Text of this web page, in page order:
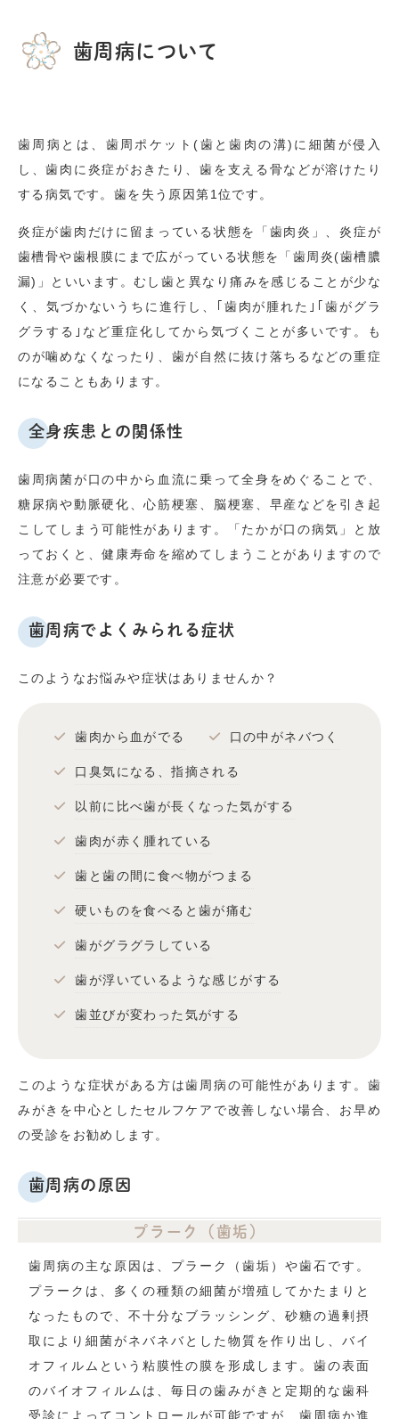
歯周病について
歯周病とは、歯周ポケット(歯と歯肉の溝)に細菌が侵入
し、歯肉に炎症がおきたり、歯を支える骨などが溶けたり
する病気です。歯を失う原因第1位です。
炎症が歯肉だけに留まっている状態を「歯肉炎」、炎症が
歯槽骨や歯根膜にまで広がっている状態を「歯周炎(歯槽膿
漏)」といいます。むし歯と異なり痛みを感じることが少な
く、気づかないうちに進行し、｢歯肉が腫れた｣｢歯がグラ
グラする｣など重症化してから気づくことが多いです。も
のが噛めなくなったり、歯が自然に抜け落ちるなどの重症
になることもあります。
全身疾患との関係性
歯周病菌が口の中から血流に乗って全身をめぐることで、
糖尿病や動脈硬化、心筋梗塞、脳梗塞、早産などを引き起
こしてしまう可能性があります。「たかが口の病気」と放
っておくと、健康寿命を縮めてしまうことがありますので
注意が必要です。
歯周病でよくみられる症状
このようなお悩みや症状はありませんか？
歯肉から血がでる 口の中がネバつく
口臭気になる、指摘される
以前に比べ歯が長くなった気がする
歯肉が赤く腫れている
歯と歯の間に食べ物がつまる
硬いものを食べると歯が痛む
歯がグラグラしている
歯が浮いているような感じがする
歯並びが変わった気がする
このような症状がある方は歯周病の可能性があります。歯
みがきを中心としたセルフケアで改善しない場合、お早め
の受診をお勧めします。
歯周病の原因
プラーク（歯垢）
歯周病の主な原因は、プラーク（歯垢）や歯石です。
プラークは、多くの種類の細菌が増殖してかたまりと
なったもので、不十分なブラッシング、砂糖の過剰摂
取により細菌がネバネバとした物質を作り出し、バイ
オフィルムという粘膜性の膜を形成します。歯の表面
のバイオフィルムは、毎日の歯みがきと定期的な歯科
受診によってコントロールが可能ですが、歯周病か進